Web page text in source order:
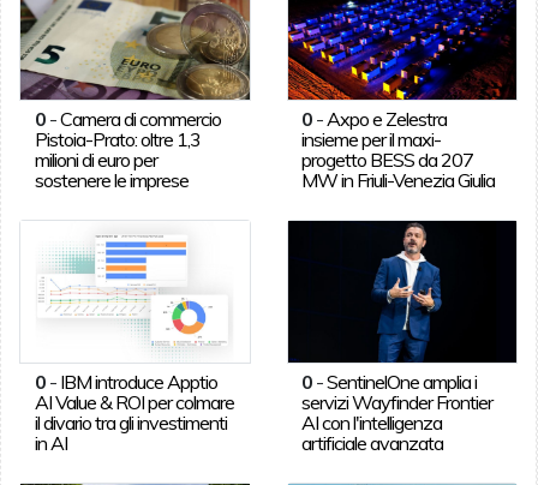
0-Camera di commercio
Pistoia-Prato: oltre 1,3
milioni di euro per
sostenere le imprese
0 - Axpo e Zelestra
insieme per il maxi-
progetto BESS da 207
MW in Friuli-Venezia Giulia
0- IBM introduce Apptio
AI Value & ROI per colmare
il divario tra gli investimenti
in AI
0 -SentinelOne amplia i
servizi Wayfinder Frontier
AI con l'intelligenza
artificiale avanzata